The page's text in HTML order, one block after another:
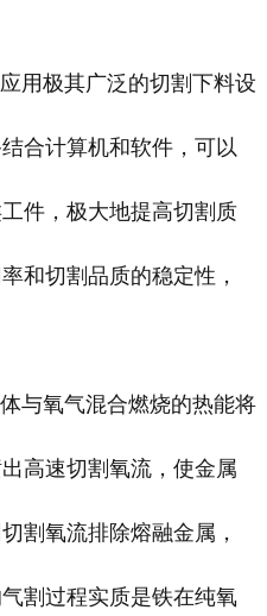
用极其广泛的切割下料设
合计算机和软件，可以
件，极大地提高切割质
和切割品质的稳定性，
与氧气混合燃烧的热能将
高速切割氧流，使金属
割氧流排除熔融金属，
割过程实质是铁在纯氧